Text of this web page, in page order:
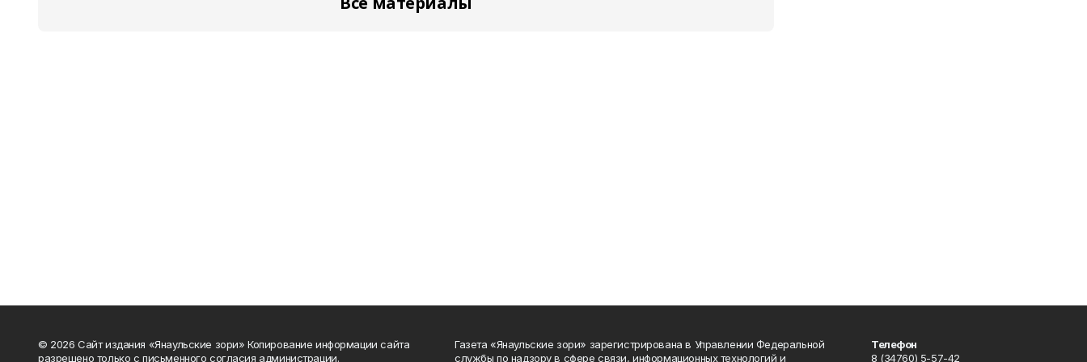
© 2026 Сайт издания «Янаульские зори» Копирование информации сайта
разрешено только с письменного согласия администрации.
Газета «Янаульские зори» зарегистрирована в Управлении Федеральной
службы по надзору в сфере связи, информационных технологий и
Телефон
8 (34760) 5-57-42